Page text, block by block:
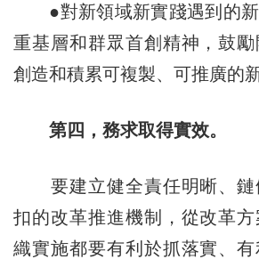
●對新領域新實踐遇到的新
重基層和群眾首創精神，鼓
創造和積累可複製、可推廣的
第四，務求取得實效。
要建立健全責任明晰、鏈
扣的改革推進機制，從改革
織實施都要有利於抓落實、有